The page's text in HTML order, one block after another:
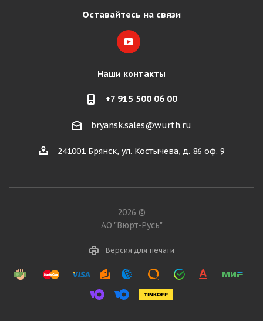
Оставайтесь на связи
Наши контакты
+7 915 500 06 00
bryansk.sales@wurth.ru
241001 Брянск, ул. Костычева, д. 86 оф. 9
2026 ©
АО "Вюрт-Русь"
Версия для печати